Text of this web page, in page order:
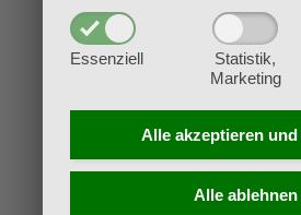
Essenziell
Statistik,
Marketing
Alle akzeptieren und
Alle ablehnen
Einstiegsturniere, die für
Spieler aller Spiellevel
du – je nach Platzierung –
bis zu 15Championship
gewinnen kannst.